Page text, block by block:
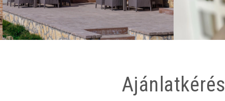
Ajánlatkérés